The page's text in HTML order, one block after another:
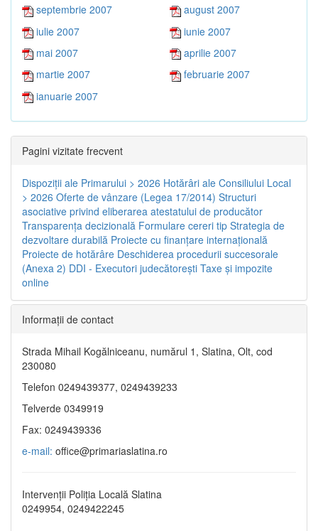
septembrie 2007
august 2007
iulie 2007
iunie 2007
mai 2007
aprilie 2007
martie 2007
februarie 2007
ianuarie 2007
Pagini vizitate frecvent
Dispoziţii ale Primarului > 2026 Hotărâri ale Consiliului Local
> 2026 Oferte de vânzare (Legea 17/2014) Structuri
asociative privind eliberarea atestatului de producător
Transparenţa decizională Formulare cereri tip Strategia de
dezvoltare durabilă Proiecte cu finanţare internaţională
Proiecte de hotărâre Deschiderea procedurii succesorale
(Anexa 2) DDI - Executori judecătorești Taxe şi impozite
online
Informaţii de contact
Strada Mihail Kogălniceanu, numărul 1, Slatina, Olt, cod
230080
Telefon 0249439377, 0249439233
Telverde 0349919
Fax: 0249439336
e-mail: office@primariaslatina.ro
Intervenții Poliția Locală Slatina
0249954, 0249422245